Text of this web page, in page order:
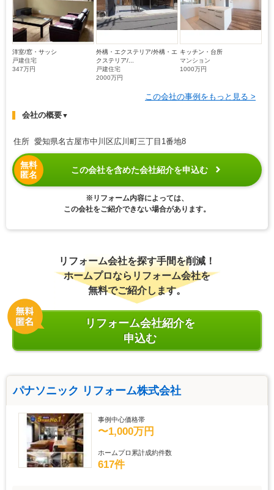
洋室/窓・サッシ
戸建住宅
347万円
外構・エクステリア/外構・エ
クステリア/...
戸建住宅
2000万円
キッチン・台所
マンション
1000万円
この会社の事例をもっと見る >
会社の概要▼
住所 愛知県名古屋市中川区広川町三丁目1番地8
無料
匿名
この会社を含めた会社紹介を申込む
※リフォーム内容によっては、
この会社をご紹介できない場合があります。
リフォーム会社を探す手間を削減！
ホームプロならリフォーム会社を
無料でご紹介します。
リフォーム会社紹介を
申込む
パナソニック リフォーム株式会社
事例中心価格帯
〜1,000万円
ホームプロ累計成約件数
617件